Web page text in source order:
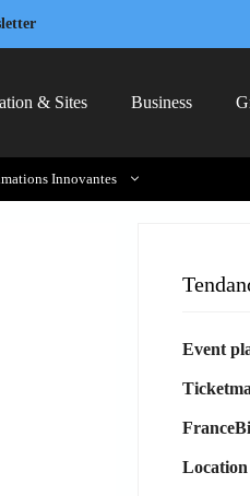
& Sites Business
Innovantes
Event